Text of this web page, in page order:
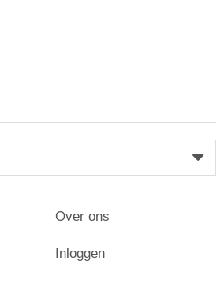
Over ons
Inloggen